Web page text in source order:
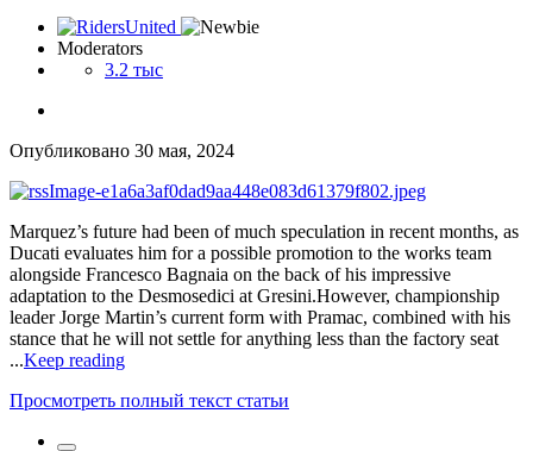
Moderators
3.2 тыс
Опубликовано 30 мая, 2024
Marquez’s future had been of much speculation in recent months, as
Ducati evaluates him for a possible promotion to the works team
alongside Francesco Bagnaia on the back of his impressive
adaptation to the Desmosedici at Gresini.However, championship
leader Jorge Martin’s current form with Pramac, combined with his
stance that he will not settle for anything less than the factory seat
...Keep reading
Просмотреть полный текст статьи